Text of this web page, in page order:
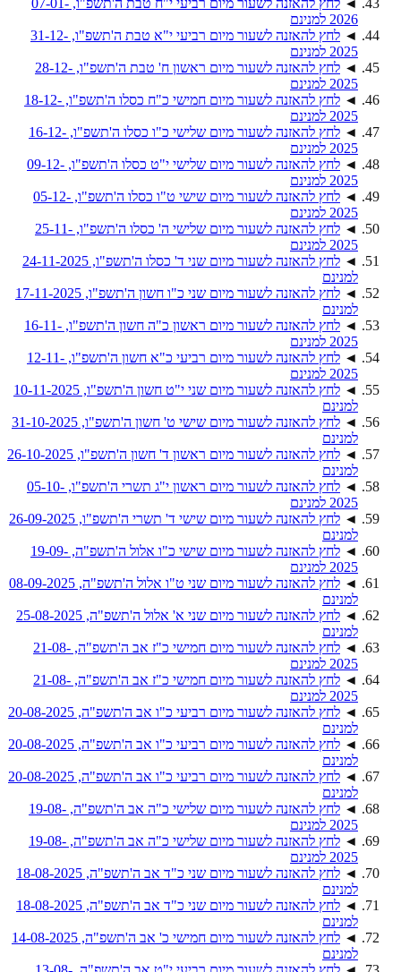
◄
לחץ להאזנה לשעור מיום רביעי י"ח טבת ה'תשפ"ו, 07-01-
2026 למנינם
◄
לחץ להאזנה לשעור מיום רביעי י"א טבת ה'תשפ"ו, 31-12-
2025 למנינם
◄
לחץ להאזנה לשעור מיום ראשון ח' טבת ה'תשפ"ו, 28-12-
2025 למנינם
◄
לחץ להאזנה לשעור מיום חמישי כ"ח כסלו ה'תשפ"ו, 18-12-
2025 למנינם
◄
לחץ להאזנה לשעור מיום שלישי כ"ו כסלו ה'תשפ"ו, 16-12-
2025 למנינם
◄
לחץ להאזנה לשעור מיום שלישי י"ט כסלו ה'תשפ"ו, 09-12-
2025 למנינם
◄
לחץ להאזנה לשעור מיום שישי ט"ו כסלו ה'תשפ"ו, 05-12-
2025 למנינם
◄
לחץ להאזנה לשעור מיום שלישי ה' כסלו ה'תשפ"ו, 25-11-
2025 למנינם
◄
לחץ להאזנה לשעור מיום שני ד' כסלו ה'תשפ"ו, 24-11-2025
למנינם
◄
לחץ להאזנה לשעור מיום שני כ"ו חשון ה'תשפ"ו, 17-11-2025
למנינם
◄
לחץ להאזנה לשעור מיום ראשון כ"ה חשון ה'תשפ"ו, 16-11-
2025 למנינם
◄
לחץ להאזנה לשעור מיום רביעי כ"א חשון ה'תשפ"ו, 12-11-
2025 למנינם
◄
לחץ להאזנה לשעור מיום שני י"ט חשון ה'תשפ"ו, 10-11-2025
למנינם
◄
לחץ להאזנה לשעור מיום שישי ט' חשון ה'תשפ"ו, 31-10-2025
למנינם
◄
לחץ להאזנה לשעור מיום ראשון ד' חשון ה'תשפ"ו, 26-10-2025
למנינם
◄
לחץ להאזנה לשעור מיום ראשון י"ג תשרי ה'תשפ"ו, 05-10-
2025 למנינם
◄
לחץ להאזנה לשעור מיום שישי ד' תשרי ה'תשפ"ו, 26-09-2025
למנינם
◄
לחץ להאזנה לשעור מיום שישי כ"ו אלול ה'תשפ"ה, 19-09-
2025 למנינם
◄
לחץ להאזנה לשעור מיום שני ט"ו אלול ה'תשפ"ה, 08-09-2025
למנינם
◄
לחץ להאזנה לשעור מיום שני א' אלול ה'תשפ"ה, 25-08-2025
למנינם
◄
לחץ להאזנה לשעור מיום חמישי כ"ז אב ה'תשפ"ה, 21-08-
2025 למנינם
◄
לחץ להאזנה לשעור מיום חמישי כ"ז אב ה'תשפ"ה, 21-08-
2025 למנינם
◄
לחץ להאזנה לשעור מיום רביעי כ"ו אב ה'תשפ"ה, 20-08-2025
למנינם
◄
לחץ להאזנה לשעור מיום רביעי כ"ו אב ה'תשפ"ה, 20-08-2025
למנינם
◄
לחץ להאזנה לשעור מיום רביעי כ"ו אב ה'תשפ"ה, 20-08-2025
למנינם
◄
לחץ להאזנה לשעור מיום שלישי כ"ה אב ה'תשפ"ה, 19-08-
2025 למנינם
◄
לחץ להאזנה לשעור מיום שלישי כ"ה אב ה'תשפ"ה, 19-08-
2025 למנינם
◄
לחץ להאזנה לשעור מיום שני כ"ד אב ה'תשפ"ה, 18-08-2025
למנינם
◄
לחץ להאזנה לשעור מיום שני כ"ד אב ה'תשפ"ה, 18-08-2025
למנינם
◄
לחץ להאזנה לשעור מיום חמישי כ' אב ה'תשפ"ה, 14-08-2025
למנינם